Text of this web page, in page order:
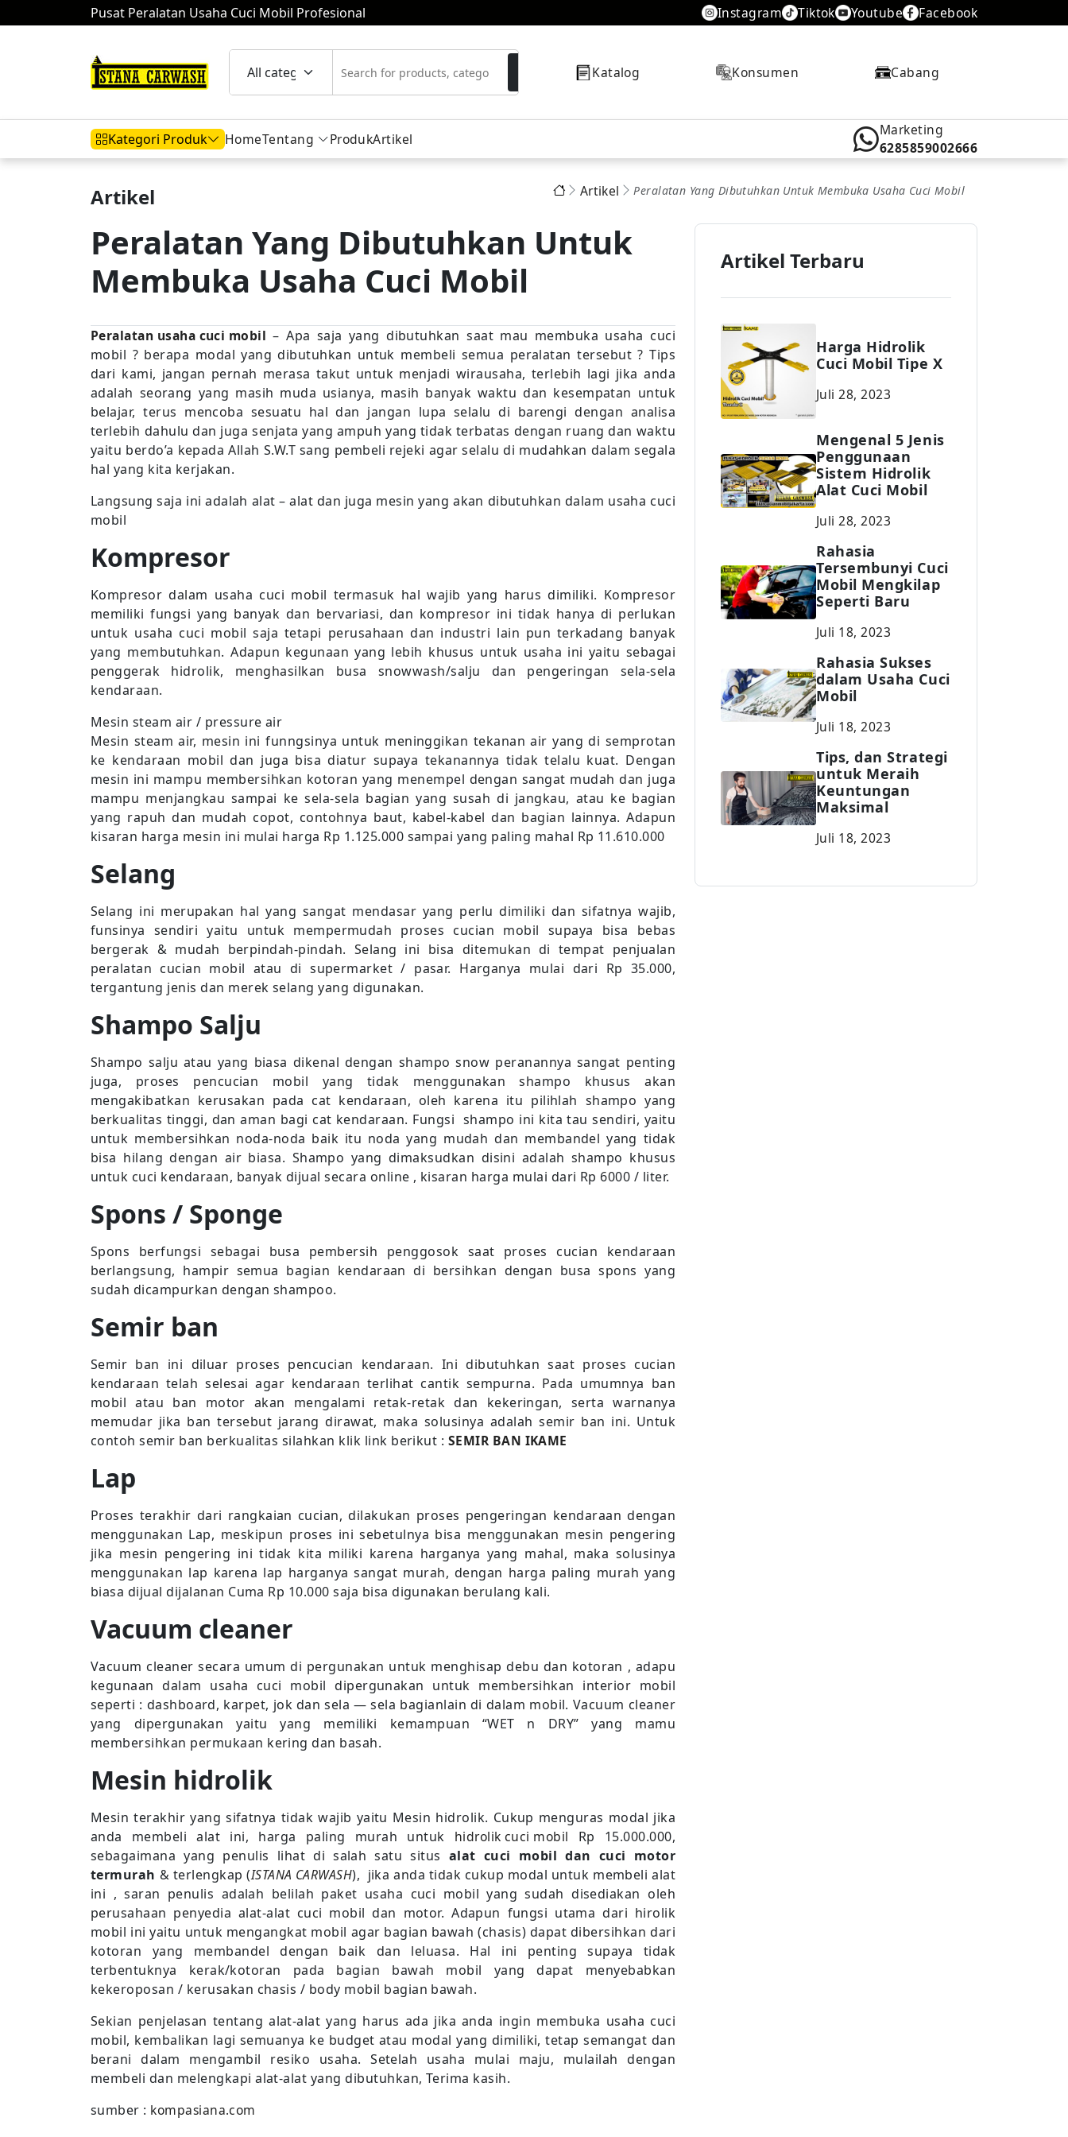
Pusat Peralatan Usaha Cuci Mobil Profesional Instagram Tiktok Youtube Facebook
Katalog Konsumen Cabang
Kategori Produk
Hidrolik Mobil Kompresor
HomeTentang ProdukArtikel
Marketing
6285859002666
Artikel Artikel Peralatan Yang Dibutuhkan Untuk Membuka Usaha Cuci Mobil
Peralatan Yang Dibutuhkan Untuk
Membuka Usaha Cuci Mobil
Peralatan usaha cuci mobil – Apa saja yang dibutuhkan saat mau membuka usaha cuci
mobil ? berapa modal yang dibutuhkan untuk membeli semua peralatan tersebut ? Tips
dari kami, jangan pernah merasa takut untuk menjadi wirausaha, terlebih lagi jika anda
adalah seorang yang masih muda usianya, masih banyak waktu dan kesempatan untuk
belajar, terus mencoba sesuatu hal dan jangan lupa selalu di barengi dengan analisa
terlebih dahulu dan juga senjata yang ampuh yang tidak terbatas dengan ruang dan waktu
yaitu berdo’a kepada Allah S.W.T sang pembeli rejeki agar selalu di mudahkan dalam segala
hal yang kita kerjakan.
Langsung saja ini adalah alat – alat dan juga mesin yang akan dibutuhkan dalam usaha cuci
mobil
Kompresor
Kompresor dalam usaha cuci mobil termasuk hal wajib yang harus dimiliki. Kompresor
memiliki fungsi yang banyak dan bervariasi, dan kompresor ini tidak hanya di perlukan
untuk usaha cuci mobil saja tetapi perusahaan dan industri lain pun terkadang banyak
yang membutuhkan. Adapun kegunaan yang lebih khusus untuk usaha ini yaitu sebagai
penggerak hidrolik, menghasilkan busa snowwash/salju dan pengeringan sela-sela
kendaraan.
Mesin steam air / pressure air
Mesin steam air, mesin ini funngsinya untuk meninggikan tekanan air yang di semprotan
ke kendaraan mobil dan juga bisa diatur supaya tekanannya tidak telalu kuat. Dengan
mesin ini mampu membersihkan kotoran yang menempel dengan sangat mudah dan juga
mampu menjangkau sampai ke sela-sela bagian yang susah di jangkau, atau ke bagian
yang rapuh dan mudah copot, contohnya baut, kabel-kabel dan bagian lainnya. Adapun
kisaran harga mesin ini mulai harga Rp 1.125.000 sampai yang paling mahal Rp 11.610.000
Selang
Selang ini merupakan hal yang sangat mendasar yang perlu dimiliki dan sifatnya wajib,
funsinya sendiri yaitu untuk mempermudah proses cucian mobil supaya bisa bebas
bergerak & mudah berpindah-pindah. Selang ini bisa ditemukan di tempat penjualan
peralatan cucian mobil atau di supermarket / pasar. Harganya mulai dari Rp 35.000,
tergantung jenis dan merek selang yang digunakan.
Shampo Salju
Shampo salju atau yang biasa dikenal dengan shampo snow peranannya sangat penting
juga, proses pencucian mobil yang tidak menggunakan shampo khusus akan
mengakibatkan kerusakan pada cat kendaraan, oleh karena itu pilihlah shampo yang
berkualitas tinggi, dan aman bagi cat kendaraan. Fungsi shampo ini kita tau sendiri, yaitu
untuk membersihkan noda-noda baik itu noda yang mudah dan membandel yang tidak
bisa hilang dengan air biasa. Shampo yang dimaksudkan disini adalah shampo khusus
untuk cuci kendaraan, banyak dijual secara online , kisaran harga mulai dari Rp 6000 / liter.
Spons / Sponge
Spons berfungsi sebagai busa pembersih penggosok saat proses cucian kendaraan
berlangsung, hampir semua bagian kendaraan di bersihkan dengan busa spons yang
sudah dicampurkan dengan shampoo.
Semir ban
Semir ban ini diluar proses pencucian kendaraan. Ini dibutuhkan saat proses cucian
kendaraan telah selesai agar kendaraan terlihat cantik sempurna. Pada umumnya ban
mobil atau ban motor akan mengalami retak-retak dan kekeringan, serta warnanya
memudar jika ban tersebut jarang dirawat, maka solusinya adalah semir ban ini. Untuk
contoh semir ban berkualitas silahkan klik link berikut : SEMIR BAN IKAME
Lap
Proses terakhir dari rangkaian cucian, dilakukan proses pengeringan kendaraan dengan
menggunakan Lap, meskipun proses ini sebetulnya bisa menggunakan mesin pengering
jika mesin pengering ini tidak kita miliki karena harganya yang mahal, maka solusinya
menggunakan lap karena lap harganya sangat murah, dengan harga paling murah yang
biasa dijual dijalanan Cuma Rp 10.000 saja bisa digunakan berulang kali.
Vacuum cleaner
Vacuum cleaner secara umum di pergunakan untuk menghisap debu dan kotoran , adapu
kegunaan dalam usaha cuci mobil dipergunakan untuk membersihkan interior mobil
seperti : dashboard, karpet, jok dan sela — sela bagianlain di dalam mobil. Vacuum cleaner
yang dipergunakan yaitu yang memiliki kemampuan “WET n DRY” yang mamu
membersihkan permukaan kering dan basah.
Mesin hidrolik
Mesin terakhir yang sifatnya tidak wajib yaitu Mesin hidrolik. Cukup menguras modal jika
anda membeli alat ini, harga paling murah untuk hidrolik cuci mobil Rp 15.000.000,
sebagaimana yang penulis lihat di salah satu situs alat cuci mobil dan cuci motor
termurah & terlengkap (ISTANA CARWASH), jika anda tidak cukup modal untuk membeli alat
ini , saran penulis adalah belilah paket usaha cuci mobil yang sudah disediakan oleh
perusahaan penyedia alat-alat cuci mobil dan motor. Adapun fungsi utama dari hirolik
mobil ini yaitu untuk mengangkat mobil agar bagian bawah (chasis) dapat dibersihkan dari
kotoran yang membandel dengan baik dan leluasa. Hal ini penting supaya tidak
terbentuknya kerak/kotoran pada bagian bawah mobil yang dapat menyebabkan
kekeroposan / kerusakan chasis / body mobil bagian bawah.
Sekian penjelasan tentang alat-alat yang harus ada jika anda ingin membuka usaha cuci
mobil, kembalikan lagi semuanya ke budget atau modal yang dimiliki, tetap semangat dan
berani dalam mengambil resiko usaha. Setelah usaha mulai maju, mulailah dengan
membeli dan melengkapi alat-alat yang dibutuhkan, Terima kasih.
sumber : kompasiana.com
Artikel Terbaru
Harga Hidrolik
Cuci Mobil Tipe X
Juli 28, 2023
Mengenal 5 Jenis
Penggunaan
Sistem Hidrolik
Alat Cuci Mobil
Juli 28, 2023
Rahasia
Tersembunyi Cuci
Mobil Mengkilap
Seperti Baru
Juli 18, 2023
Rahasia Sukses
dalam Usaha Cuci
Mobil
Juli 18, 2023
Tips, dan Strategi
untuk Meraih
Keuntungan
Maksimal
Juli 18, 2023